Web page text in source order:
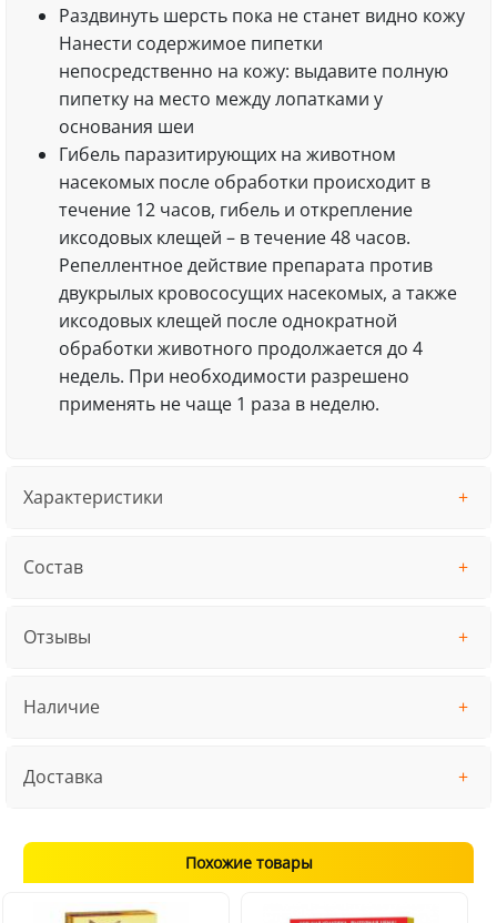
Раздвинуть шерсть пока не станет видно кожу​
Нанести содержимое пипетки
непосредственно на кожу​: выдавите полную
пипетку на место между лопатками у
основания шеи
Гибель паразитирующих на животном
насекомых после обработки происходит в
течение 12 часов, гибель и открепление
иксодовых клещей – в течение 48 часов.
Репеллентное действие препарата против
двукрылых кровососущих насекомых, а также
иксодовых клещей после однократной
обработки животного продолжается до 4
недель. При необходимости разрешено
применять не чаще 1 раза в неделю.
Характеристики
Состав
Отзывы
Наличие
Доставка
Похожие товары